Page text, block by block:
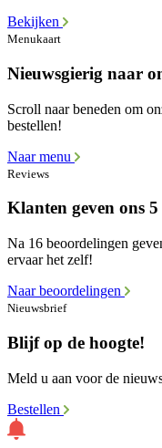
Bekijken
Menukaart
Nieuwsgierig naar
Scroll naar beneden om
bestellen!
Naar menu
Reviews
Klanten geven ons
Na 16 beoordelingen
ervaar het zelf!
Naar beoordelingen
Nieuwsbrief
Blijf op de hoogte!
Meld u aan voor de
Bestellen